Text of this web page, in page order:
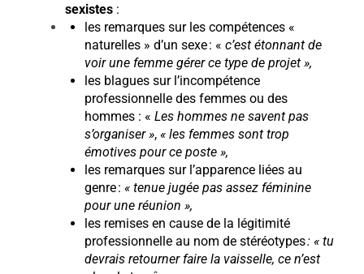
sexistes :
les remarques sur les compétences «
naturelles » d’un sexe : «c’est étonnant de
voir une femme gérer ce type de projet »,
les blagues sur l’incompétence
professionnelle des femmes ou des
hommes : «Les hommes ne savent pas
s’organiser »,« les femmes sont trop
émotives pour ce poste »,
les remarques sur l’apparence liées au
genre : « tenue jugée pas assez féminine
pour une réunion »,
les remises en cause de la légitimité
professionnelle au nom de stéréotypes: « tu
devrais retourner faire la vaisselle, ce n’est